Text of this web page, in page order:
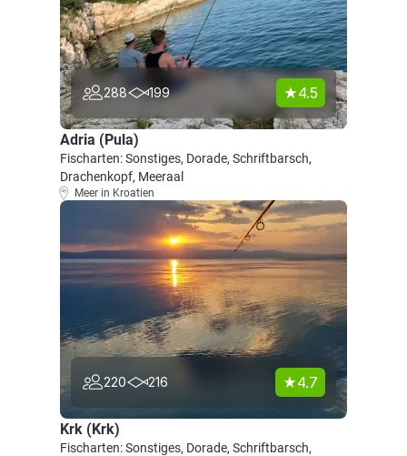
288 199 4.5
Adria (Pula)
Fischarten: Sonstiges, Dorade, Schriftbarsch,
Drachenkopf, Meeraal
Meer in Kroatien
220 216 4.7
Krk (Krk)
Fischarten: Sonstiges, Dorade, Schriftbarsch,